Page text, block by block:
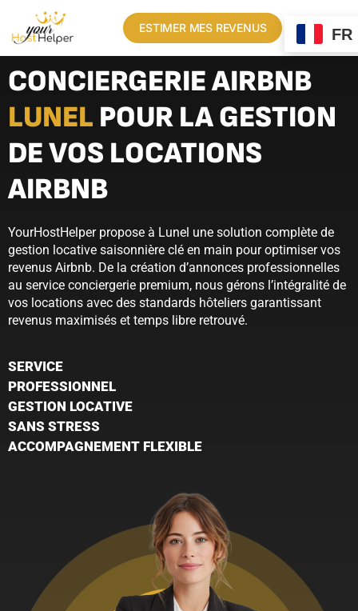
ESTIMER MES REVENUS
CONCIERGERIE AIRBNB
LUNEL POUR LA GESTION
DE VOS LOCATIONS
AIRBNB
YourHostHelper propose à Lunel une solution complète de
gestion locative saisonnière clé en main pour optimiser vos
revenus Airbnb. De la création d’annonces professionnelles
au service conciergerie premium, nous gérons l’intégralité de
vos locations avec des standards hôteliers garantissant
revenus maximisés et temps libre retrouvé.
SERVICE
PROFESSIONNEL
GESTION LOCATIVE
SANS STRESS
ACCOMPAGNEMENT FLEXIBLE
FR